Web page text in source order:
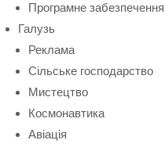
Програмне забезпечення
Галузь
Реклама
Сільське господарство
Мистецтво
Космонавтика
Авіація